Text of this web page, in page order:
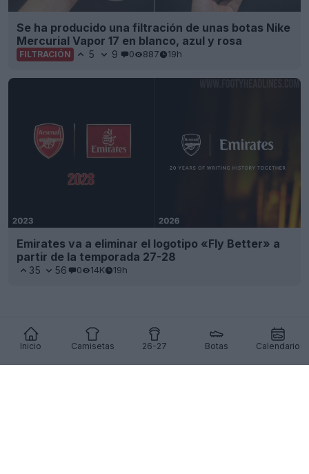
Inicio Camisetas 26-27 Botas Calendario
Se ha producido una filtración de unas botas Nike
Mercurial Vapor 17 en blanco, azul y rosa
FILTRACIÓN 5 9 0 887 19h
Emirates va a eliminar el logotipo «Fly Better» a
partir de la temporada 27-28
35 56 0 14K 19h